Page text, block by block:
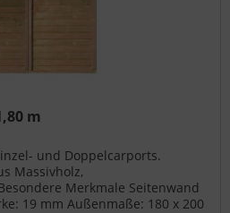
m
und Doppelcarports.
Massivholz,
Merkmale Seitenwand
19 mm Außenmaße: 180 x 200